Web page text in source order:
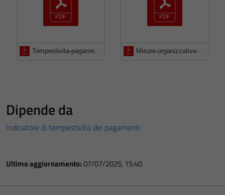
Dipende da
Indicatore di tempestività dei pagamenti
Ultimo aggiornamento:07/07/2025, 15:40